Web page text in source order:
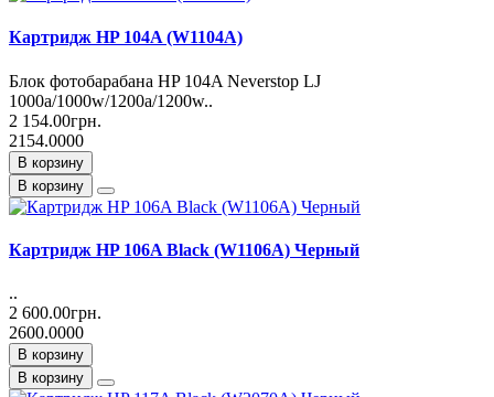
Картридж HP 104A (W1104A)
Блок фотобарабана HP 104A Neverstop LJ
1000a/1000w/1200a/1200w..
2 154.00грн.
2154.0000
В корзину
В корзину
Картридж HP 106A Black (W1106A) Черный
..
2 600.00грн.
2600.0000
В корзину
В корзину